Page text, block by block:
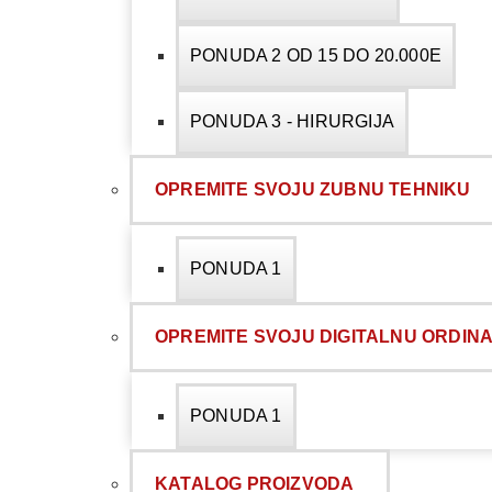
PONUDA 2 OD 15 DO 20.000E
PONUDA 3 - HIRURGIJA
OPREMITE SVOJU ZUBNU TEHNIKU
PONUDA 1
OPREMITE SVOJU DIGITALNU
PONUDA 1
KATALOG PROIZVODA